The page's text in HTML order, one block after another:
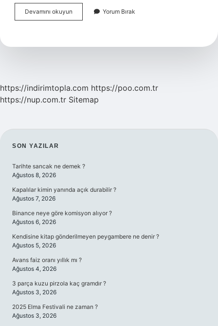
Devamını okuyun
Nasıl
Yorum Bırak
https://indirimtopla.com https://poo.com.tr
https://nup.com.tr Sitemap
SIDEBAR
SON YAZILAR
Tarihte sancak ne demek ?
Ağustos 8, 2026
Kapalılar kimin yanında açık durabilir ?
Ağustos 7, 2026
Binance neye göre komisyon alıyor ?
Ağustos 6, 2026
Kendisine kitap gönderilmeyen peygambere ne denir ?
Ağustos 5, 2026
Avans faiz oranı yıllık mı ?
Ağustos 4, 2026
3 parça kuzu pirzola kaç gramdır ?
Ağustos 3, 2026
2025 Elma Festivali ne zaman ?
Ağustos 3, 2026